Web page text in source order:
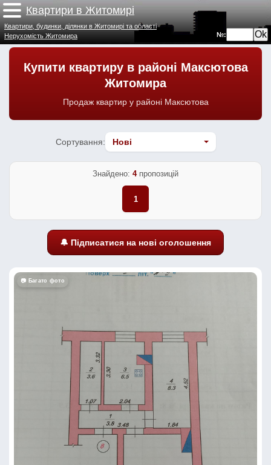
Квартири в Житомирі
№:
Квартири, будинки, ділянки в Житомирі та області
Нерухомість Житомира
Купити квартиру в районі Максютова
Житомира
Продаж квартир у районі Максютова
Сортування:
Знайдено: 4пропозицій
1
🔔 Підписатися на нові оголошення
📷 Багато фото